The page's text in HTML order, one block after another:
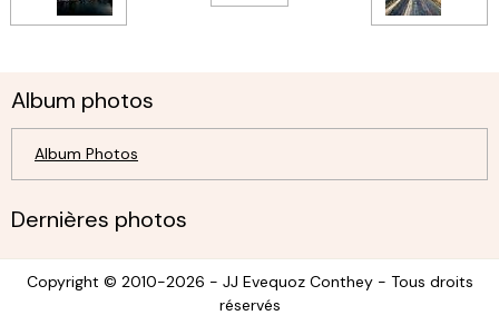
Album photos
Album Photos
Dernières photos
Copyright © 2010-2026 - JJ Evequoz Conthey - Tous droits
réservés